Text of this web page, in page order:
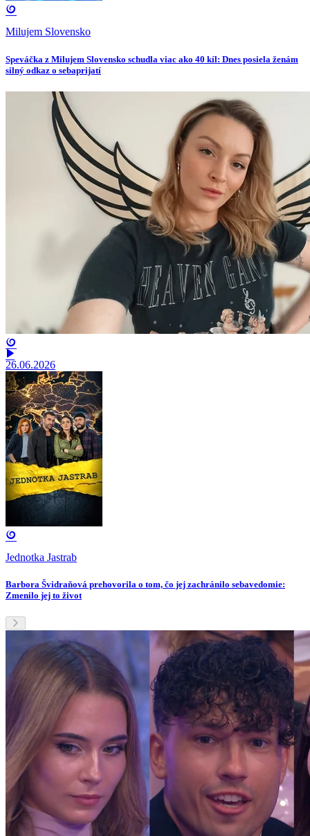
Milujem Slovensko
Speváčka z Milujem Slovensko schudla viac ako 40 kíl: Dnes posiela ženám
silný odkaz o sebaprijatí
26.06.2026
Jednotka Jastrab
Barbora Švidraňová prehovorila o tom, čo jej zachránilo sebavedomie:
Zmenilo jej to život